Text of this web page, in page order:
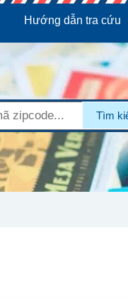
Hướng dẫn tra cứu
Tìm